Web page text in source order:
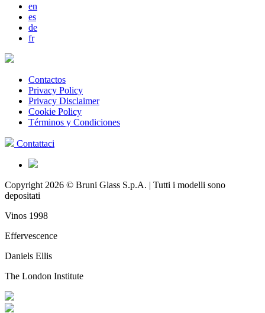
en
es
de
fr
Contactos
Privacy Policy
Privacy Disclaimer
Cookie Policy
Términos y Condiciones
Contattaci
Copyright 2026 © Bruni Glass S.p.A. | Tutti i modelli sono
depositati
Vinos 1998
Effervescence
Daniels Ellis
The London Institute